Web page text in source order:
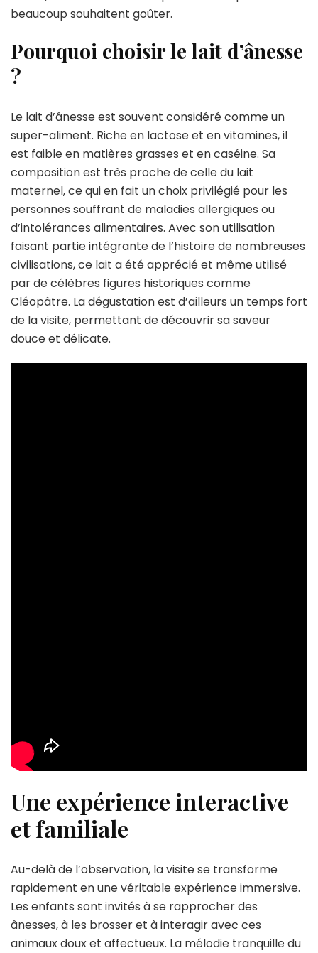
beaucoup souhaitent goûter.
Pourquoi choisir le lait d’ânesse
?
Le lait d’ânesse est souvent considéré comme un
super-aliment. Riche en lactose et en vitamines, il
est faible en matières grasses et en caséine. Sa
composition est très proche de celle du lait
maternel, ce qui en fait un choix privilégié pour les
personnes souffrant de maladies allergiques ou
d’intolérances alimentaires. Avec son utilisation
faisant partie intégrante de l’histoire de nombreuses
civilisations, ce lait a été apprécié et même utilisé
par de célèbres figures historiques comme
Cléopâtre. La dégustation est d’ailleurs un temps fort
de la visite, permettant de découvrir sa saveur
douce et délicate.
Une expérience interactive
et familiale
Au-delà de l’observation, la visite se transforme
rapidement en une véritable expérience immersive.
Les enfants sont invités à se rapprocher des
ânesses, à les brosser et à interagir avec ces
animaux doux et affectueux. La mélodie tranquille du